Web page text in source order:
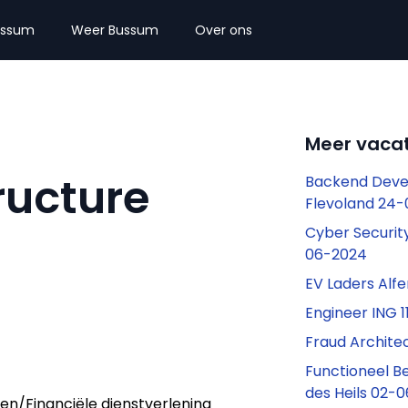
Weer Bussum Over ons
Meer
Backend
Flevoland
Cyber
06-2024
EV Laders
Engineer ING
Fraud
Functioneel
des Heils 02-